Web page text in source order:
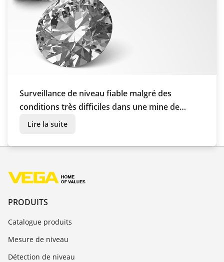
Surveillance de niveau fiable malgré des
conditions très difficiles dans une mine de
diamants
Lire la suite
PRODUITS
Catalogue produits
Mesure de niveau
Détection de niveau